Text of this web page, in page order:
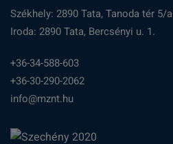
Székhely: 2890 Tata, Tanoda tér 5/a
Iroda: 2890 Tata, Bercsényi u. 1.
+36-34-588-603
+36-30-290-2062
info@mznt.hu